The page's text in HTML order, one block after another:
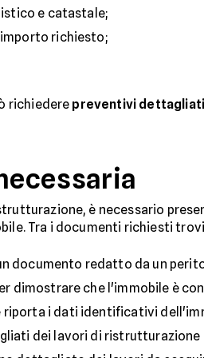
e catastale;
richiesto;
richiedere preventivi dettagliati
è necessario
Tra i documenti richiesti
documento redatto da un
dimostrare che l'immobile è
riporta i dati identificativi
dei lavori di ristrutturazione